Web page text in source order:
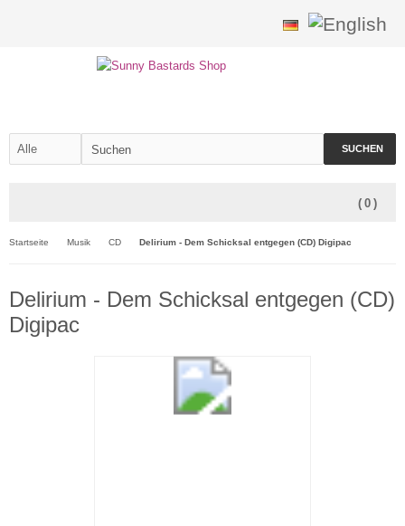
SUCHEN
( 0 )
Startseite Musik CD Delirium - Dem Schicksal entgegen (CD) Digipac
Delirium - Dem Schicksal entgegen (CD)
Digipac